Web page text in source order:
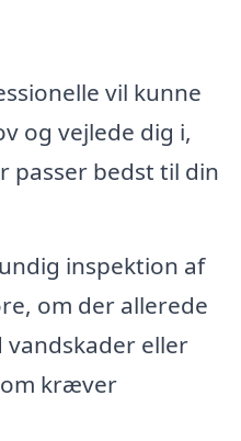
vil kunne
og vejlede dig i,
passer bedst til din
inspektion af
om der allerede
eller
kræver